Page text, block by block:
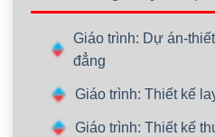
Giáo trình: Dự án-
đẳng
Giáo trình: Thiết kế
Giáo trình: Thiết kế